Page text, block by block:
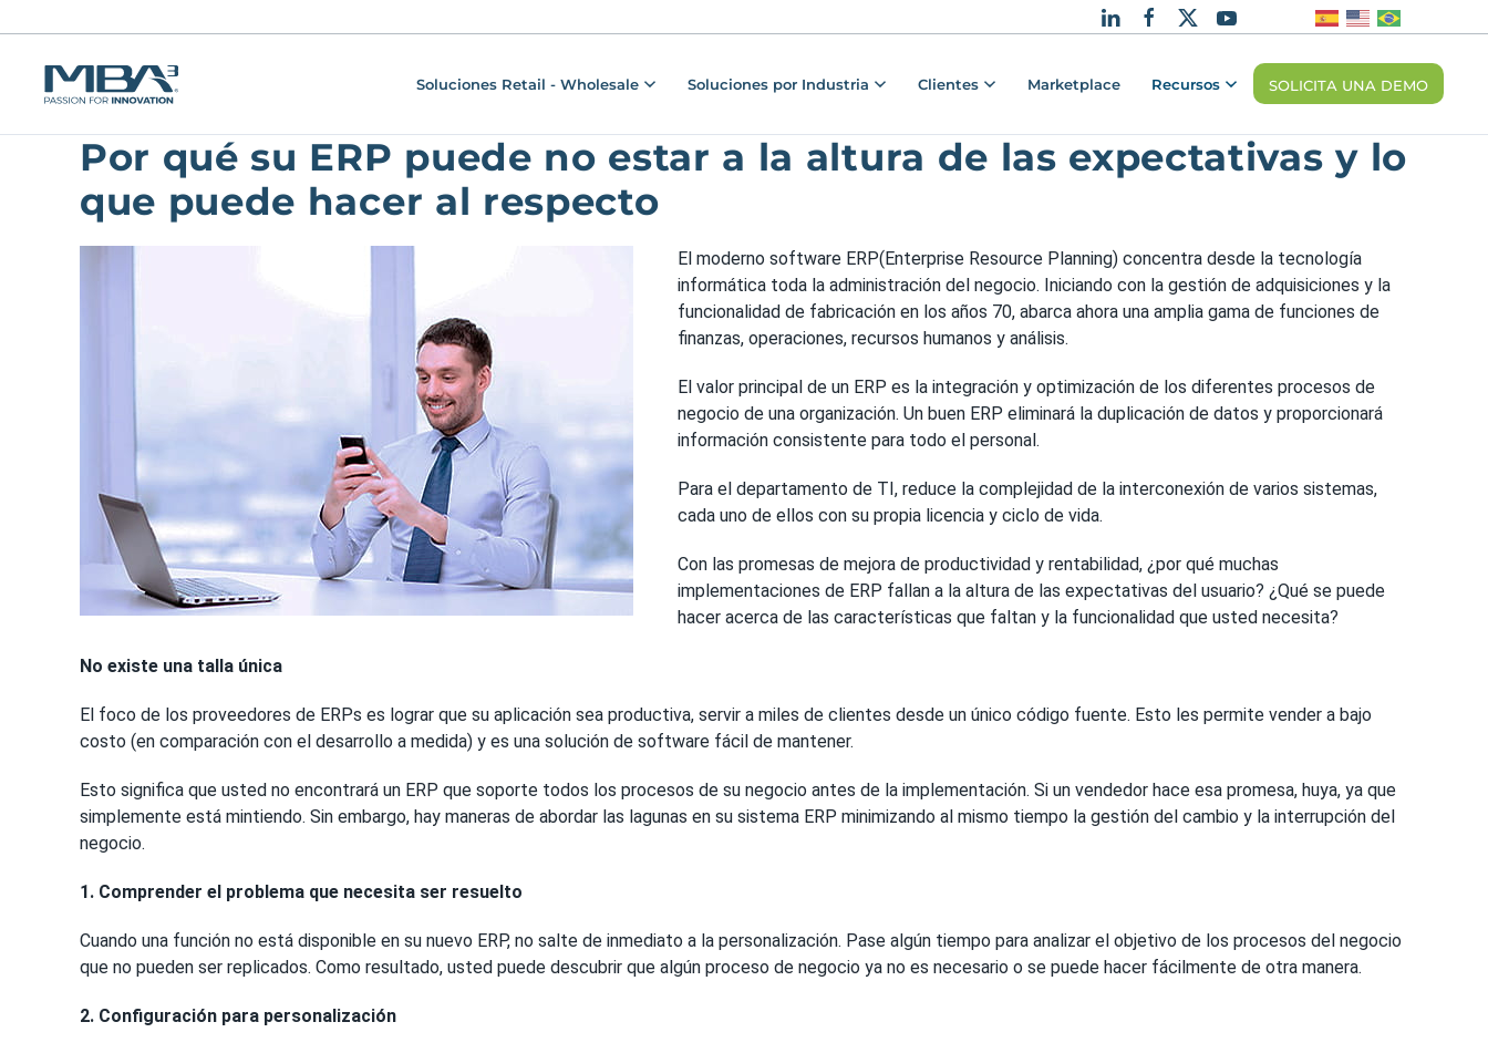
Soluciones Retail - Wholesale Soluciones por Industria Clientes Marketplace Recursos SOLICITA UNA DEMO
Por qué su ERP puede no estar a la altura de las expectativas y lo
que puede hacer al respecto
El moderno software ERP(Enterprise Resource Planning) concentra desde la tecnología
informática toda la administración del negocio. Iniciando con la gestión de adquisiciones y la
funcionalidad de fabricación en los años 70, abarca ahora una amplia gama de funciones de
finanzas, operaciones, recursos humanos y análisis.
El valor principal de un ERP es la integración y optimización de los diferentes procesos de
negocio de una organización. Un buen ERP eliminará la duplicación de datos y proporcionará
información consistente para todo el personal.
Para el departamento de TI, reduce la complejidad de la interconexión de varios sistemas,
cada uno de ellos con su propia licencia y ciclo de vida.
Con las promesas de mejora de productividad y rentabilidad, ¿por qué muchas
implementaciones de ERP fallan a la altura de las expectativas del usuario? ¿Qué se puede
hacer acerca de las características que faltan y la funcionalidad que usted necesita?
No existe una talla única
El foco de los proveedores de ERPs es lograr que su aplicación sea productiva, servir a miles de clientes desde un único código fuente. Esto les permite vender a bajo
costo (en comparación con el desarrollo a medida) y es una solución de software fácil de mantener.
Esto significa que usted no encontrará un ERP que soporte todos los procesos de su negocio antes de la implementación. Si un vendedor hace esa promesa, huya, ya que
simplemente está mintiendo. Sin embargo, hay maneras de abordar las lagunas en su sistema ERP minimizando al mismo tiempo la gestión del cambio y la interrupción del
negocio.
1. Comprender el problema que necesita ser resuelto
Cuando una función no está disponible en su nuevo ERP, no salte de inmediato a la personalización. Pase algún tiempo para analizar el objetivo de los procesos del negocio
que no pueden ser replicados. Como resultado, usted puede descubrir que algún proceso de negocio ya no es necesario o se puede hacer fácilmente de otra manera.
2. Configuración para personalización